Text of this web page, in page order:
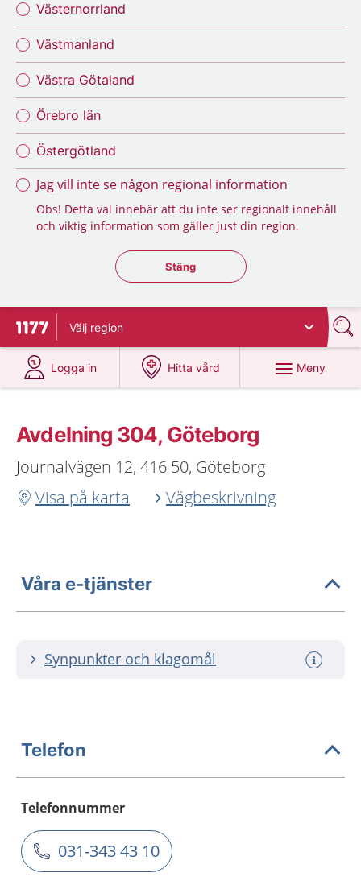
Västernorrland
Västmanland
Västra Götaland
Örebro län
Östergötland
Jag vill inte se någon regional information
Obs! Detta val innebär att du inte ser regionalt innehåll
och viktig information som gäller just din region.
Stäng regionsväljaren
Stäng
Till startsidan för 1177
Välj region
Logga in
på 1177.se
Hitta vård
på 1177.se
Meny
Avdelning 304, Göteborg
Journalvägen 12, 416 50, Göteborg
Visa på karta
Vägbeskrivning
Våra e-tjänster
Synpunkter och klagomål
Telefon
Telefonnummer
031-343 43 10